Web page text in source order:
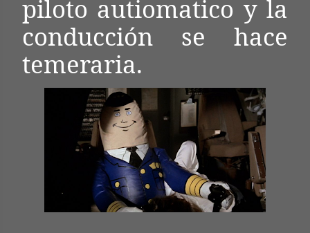
piloto autiomatico y la
conducción se hace
temeraria.